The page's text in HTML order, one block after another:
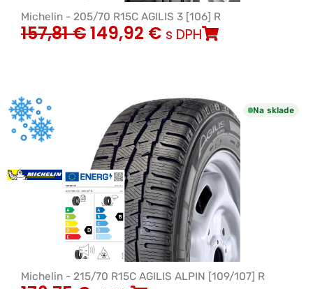
Michelin - 205/70 R15C AGILIS 3 [106] R
157,81€149,92 € s DPH
Na sklade
Michelin - 215/70 R15C AGILIS ALPIN [109/107] R